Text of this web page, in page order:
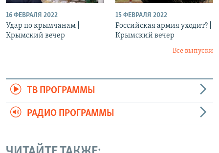
16 ФЕВРАЛЯ 2022
Удар по крымчанам |
Крымский вечер
15 ФЕВРАЛЯ 2022
Российская армия уходит? |
Крымский вечер
Все выпуски
ТВ ПРОГРАММЫ
РАДИО ПРОГРАММЫ